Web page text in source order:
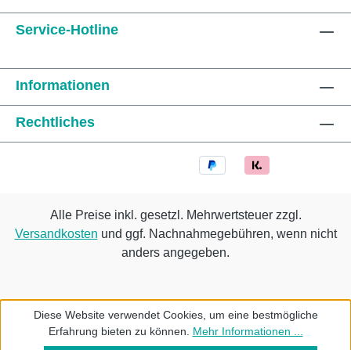
Service-Hotline
Informationen
Rechtliches
Alle Preise inkl. gesetzl. Mehrwertsteuer zzgl.
Versandkosten und ggf. Nachnahmegebühren, wenn nicht
anders angegeben.
Diese Website verwendet Cookies, um eine bestmögliche
Erfahrung bieten zu können. Mehr Informationen ...